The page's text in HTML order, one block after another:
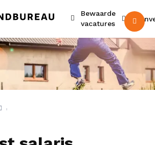
Bewaarde
vacatures